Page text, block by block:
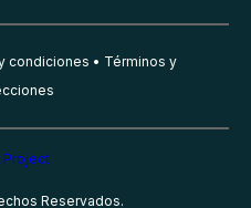
condiciones
Términos y
Reservados.